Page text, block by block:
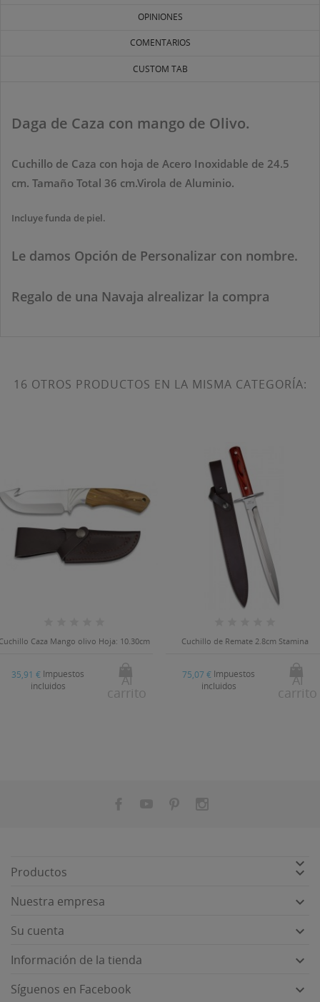
OPINIONES
COMENTARIOS
CUSTOM TAB
Daga de Caza con mango de Olivo.
Cuchillo de Caza con hoja de Acero Inoxidable de 24.5
cm. Tamaño Total 36 cm.Virola de Aluminio.
Incluye funda de piel.
Le damos Opción de Personalizar con nombre.
Regalo de una Navaja alrealizar la compra
16 OTROS PRODUCTOS EN LA MISMA CATEGORÍA:
Caza Mango olivo Hoja: 10.30cm
35,91 € Impuestos
incluidos
Al
carrito
Cuchillo de Remate 2.8cm Stamina
75,07 € Impuestos
incluidos
Al
carrito

Productos 
Nuestra empresa 
Su cuenta 
Información de la tienda 
Síguenos en Facebook 